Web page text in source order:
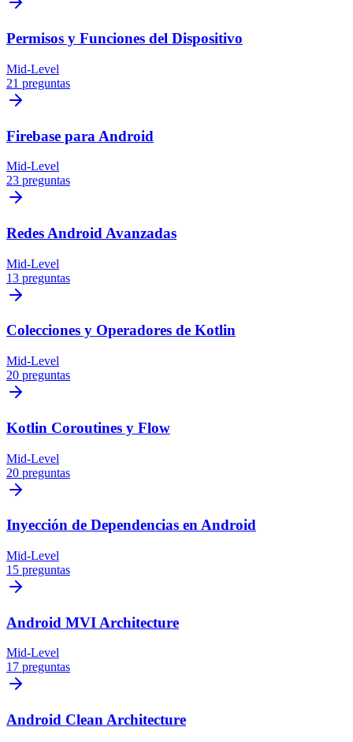
Permisos y Funciones del Dispositivo
Mid-Level
21 preguntas
Firebase para Android
Mid-Level
23 preguntas
Redes Android Avanzadas
Mid-Level
13 preguntas
Colecciones y Operadores de Kotlin
Mid-Level
20 preguntas
Kotlin Coroutines y Flow
Mid-Level
20 preguntas
Inyección de Dependencias en Android
Mid-Level
15 preguntas
Android MVI Architecture
Mid-Level
17 preguntas
Android Clean Architecture